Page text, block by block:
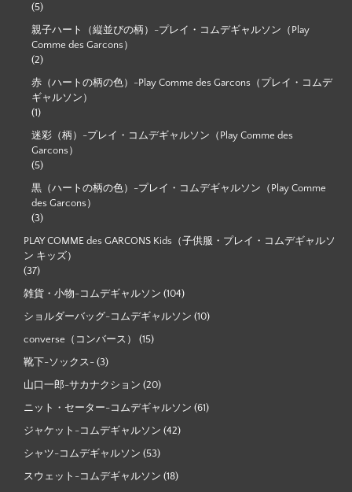
(5)
親子ハート（縦並びの柄）-プレイ・コムデギャルソン（Play
Comme des Garcons）
(2)
赤（ハートの柄の色）-Play Comme des Garcons（プレイ・コムデ
ギャルソン）
(1)
迷彩（柄）-プレイ・コムデギャルソン（Play Comme des
Garcons）
(5)
黒（ハートの柄の色）-プレイ・コムデギャルソン（Play Comme
des Garcons）
(3)
PLAY COMME des GARCONS Kids（子供服・プレイ・コムデギャルソ
ン キッズ）
(37)
雑貨・小物-コムデギャルソン (104)
ショルダーバッグ-コムデギャルソン (10)
converse（コンバース） (15)
靴下-ソックス- (3)
山口一郎-サカナクション (20)
ニット・セーター-コムデギャルソン (61)
ジャケット-コムデギャルソン (42)
シャツ-コムデギャルソン (53)
スウェット-コムデギャルソン (18)